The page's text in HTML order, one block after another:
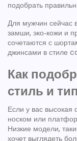
подобрать
Для мужчин сейчас
замши, эко‑кожи и
сочетаются с
джинсами в стиле
Как
стиль и
Если у вас высокая
носком или
Низкие модели,
хочет выглядеть